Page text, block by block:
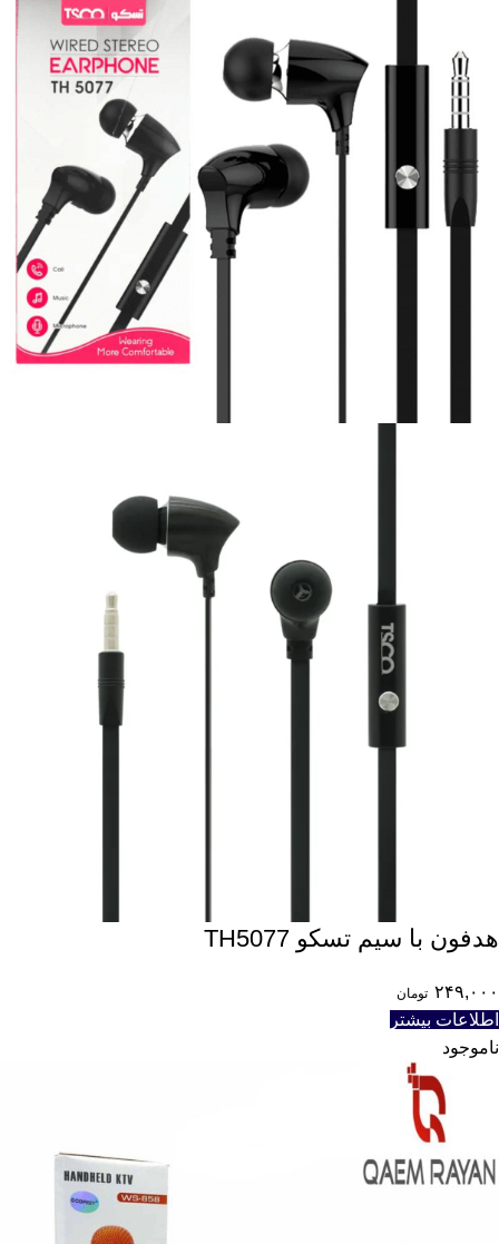
هدفون با سیم تسکو TH5077
۲۴۹,۰۰۰ تومان
اطلاعات بیشتر
ناموجود